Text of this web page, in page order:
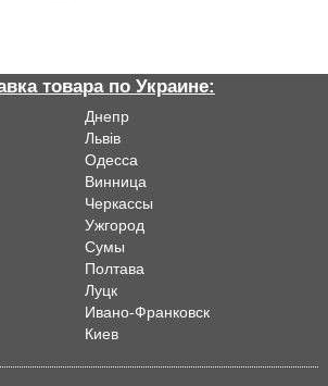
товара по Украине:
Днепр
Львiв
Одесса
Винница
Черкассы
Ужгород
Сумы
Полтава
Луцк
Ивано-Франковск
Киев